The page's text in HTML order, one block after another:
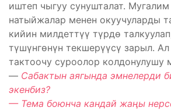
иштеп чыгуу сунушталат. Мугалим
натыйжалар менен окуучуларды
кийин милдеттүү түрдө
түшүнгөнүн текшерүүсү зарыл.
тактоочу суроолор колдонулушу
— Сабактын аягында эмнелерди
экенбиз?
— Тема боюнча кандай жаңы